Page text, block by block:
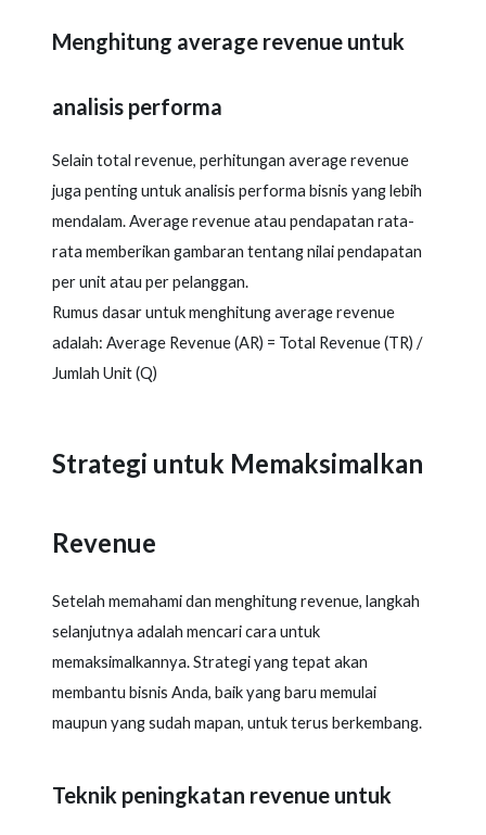
Menghitung average revenue untuk
analisis performa
Selain total revenue, perhitungan average revenue
juga penting untuk analisis performa bisnis yang lebih
mendalam. Average revenue atau pendapatan rata-
rata memberikan gambaran tentang nilai pendapatan
per unit atau per pelanggan.
Rumus dasar untuk menghitung average revenue
adalah: Average Revenue (AR) = Total Revenue (TR) /
Jumlah Unit (Q)
Strategi untuk Memaksimalkan
Revenue
Setelah memahami dan menghitung revenue, langkah
selanjutnya adalah mencari cara untuk
memaksimalkannya. Strategi yang tepat akan
membantu bisnis Anda, baik yang baru memulai
maupun yang sudah mapan, untuk terus berkembang.
Teknik peningkatan revenue untuk